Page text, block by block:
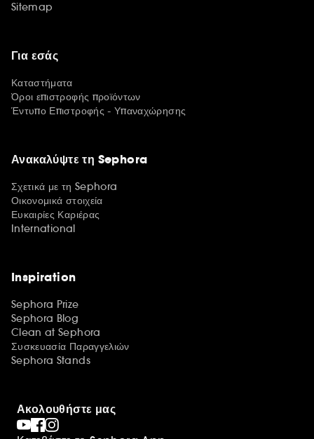
Sitemap
Για εσάς
Καταστήματα
Όροι επιστροφής προϊόντων
Έντυπο Επιστροφής - Υπαναχώρησης
Ανακαλύψτε τη Sephora
Σχετικά με τη Sephora
Οικονομικά στοιχεία
Ευκαιρίες Καριέρας
International
Inspiration
Sephora Prize
Sephora Blog
Clean at Sephora
Συσκευασία Παραγγελιών
Sephora Stands
Ακολουθήστε μας